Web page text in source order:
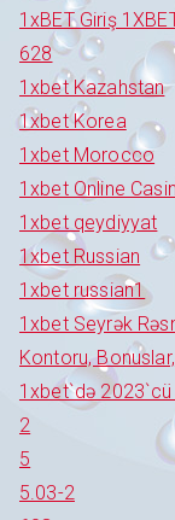
1xBET Giriş
628
1xbet Kazahstan
1xbet Korea
1xbet Morocco
1xbet Online
1xbet qeydiyyat
1xbet Russian
1xbet russian1
1xbet Seyrək
Kontoru,
1xbet`də
2
5
5.03-2